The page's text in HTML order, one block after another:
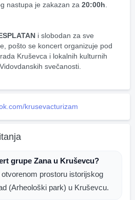
nastupa je zakazan za 20:00h
i slobodan za sve
pošto se koncert organizuje pod
Kruševca i lokalnih kulturnih
svečanosti.
krusevacturizam
grupe Zana u Kruševcu?
prostoru istorijskog
(Arheološki park) u Kruševcu.